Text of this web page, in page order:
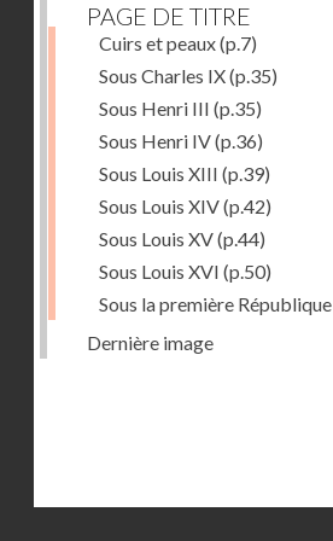
PAGE DE TITRE
Cuirs et peaux(p.7)
Sous Charles IX(p.35)
Sous Henri III (p.35)
Sous Henri IV(p.36)
Sous Louis XIII (p.39)
Sous Louis XIV(p.42)
Sous Louis XV(p.44)
Sous Louis XVI (p.50)
Sous la première République
Dernière image